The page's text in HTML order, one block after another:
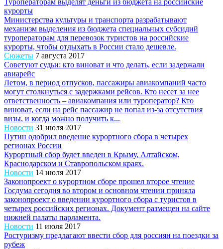
Туроператорам выделят деньги из бюджета на российские
курорты
Министерства культуры и транспорта разрабатывают
механизм выделения из бюджета специальных субсидий
туроператорам для перевозок туристов на российские
курорты, чтобы отдыхать в России стало дешевле.
Сюжеты 7 августа 2017
Советуют судьи: кто виноват и что делать, если задержали
авиарейс
Летом, в период отпусков, пассажиры авиакомпаний часто
могут столкнуться с задержками рейсов. Кто несет за нее
ответственность – авиакомпания или туроператор? Кто
виноват, если на рейс пассажир не попал из-за отсутствия
визы, и когда можно получить к...
Новости 31 июля 2017
Путин одобрил введение курортного сбора в четырех
регионах России
Курортный сбор будет введен в Крыму, Алтайском,
Краснодарском и Ставропольском краях.
Новости 14 июля 2017
Законопроект о курортном сборе прошел второе чтение
Госдума сегодня во втором и основном чтении приняла
законопроект о введении курортного сбора с туристов в
четырех российских регионах. Документ размещен на сайте
нижней палаты парламента.
Новости 11 июля 2017
Ростуризму предлагают ввести сбор для россиян на поездки за
рубеж